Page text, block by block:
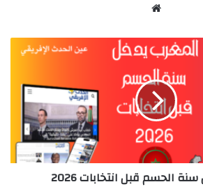
الحسم قبل انتخابات 2026